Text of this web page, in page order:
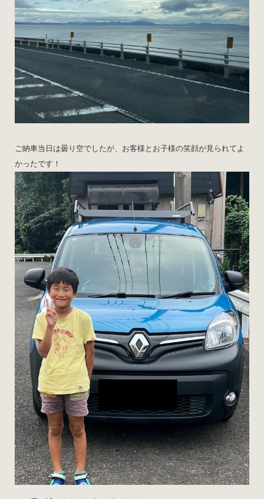
ご納車当日は曇り空でしたが、お客様とお子様の笑顔が見られてよ
かったです！